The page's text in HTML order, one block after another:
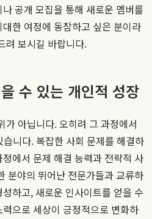
공개 모집을 통해 새로운 멤버를
한 여정에 동참하고 싶은 분이라
려 보시길 바랍니다.
수 있는 개인적 성장
가 아닙니다. 오히려 그 과정에서
니다. 복잡한 사회 문제를 해결하
에서 문제 해결 능력과 전략적 사
분야의 뛰어난 전문가들과 교류하
하고, 새로운 인사이트를 얻을 수
으로 세상이 긍정적으로 변화하